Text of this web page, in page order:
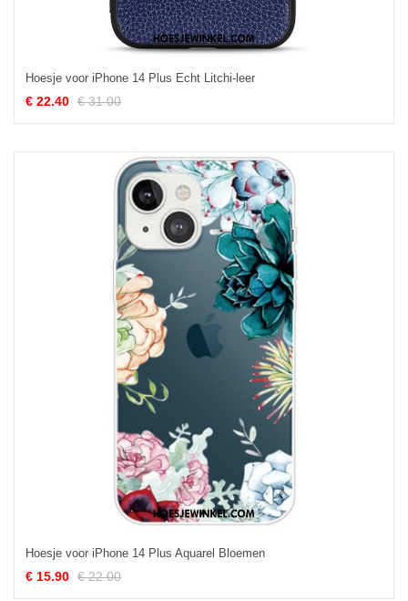
Hoesje voor iPhone 14 Plus Echt Litchi-leer
€ 22.40 € 31.00
Hoesje voor iPhone 14 Plus Aquarel Bloemen
€ 15.90 € 22.00